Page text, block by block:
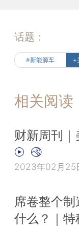
话题：
#新能源车 +
相关阅读
财新周刊
2023年02月25
席卷整个
什么？｜特